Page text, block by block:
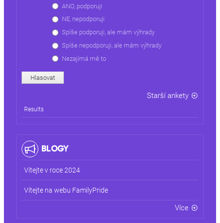
ANO, podporuji
NE, nepodporuji
Spíše podporuji, ale mám výhrady
Spíše nepodporuji, ale mám výhrady
Nezajímá mě to
Starší ankety
Results
BLOGY
Vítejte v roce 2024
Vítejte na webu FamilyPride
Více